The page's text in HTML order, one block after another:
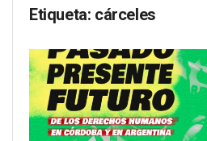
Etiqueta: cárceles